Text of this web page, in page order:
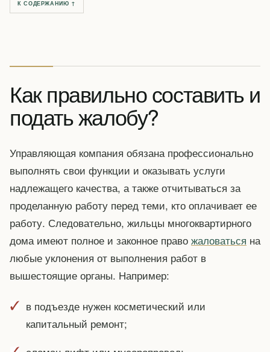
К СОДЕРЖАНИЮ ↑
Как правильно составить и
подать жалобу?
Управляющая компания обязана профессионально
выполнять свои функции и оказывать услуги
надлежащего качества, а также отчитываться за
проделанную работу перед теми, кто оплачивает ее
работу. Следовательно, жильцы многоквартирного
дома имеют полное и законное право жаловаться на
любые уклонения от выполнения работ в
вышестоящие органы. Например:
в подъезде нужен косметический или
капитальный ремонт;